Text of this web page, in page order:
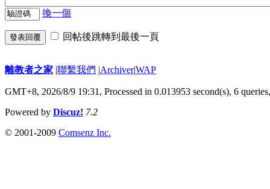
換一個
發表回覆 回帖後跳轉到最後一頁
離教者之家 |聯繫我們 |Archiver|WAP
GMT+8, 2026/8/9 19:31, Processed in 0.013953 second(s), 6
Powered by Discuz! 7.2
© 2001-2009 Comsenz Inc.